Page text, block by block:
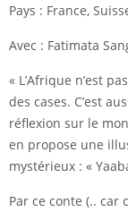
Pays : France,
Avec : Fatimata
« L’Afrique n’est
des cases. C’est
réflexion sur le
en propose une
mystérieux : «
Par ce conte (.. car